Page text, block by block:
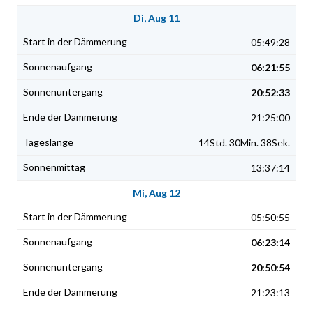
Di, Aug 11
05:49:28
06:21:55
20:52:33
21:25:00
14Std. 30Min. 38Sek.
13:37:14
Mi, Aug 12
05:50:55
06:23:14
20:50:54
21:23:13